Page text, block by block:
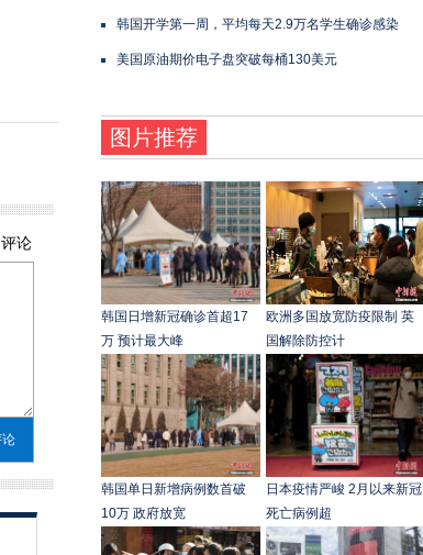
韩国开学第一周，平均每天2.9万名学生确诊感染
美国原油期价电子盘突破每桶130美元
图片推荐
韩国日增新冠确诊首超17
万 预计最大峰
欧洲多国放宽防疫限制 英
国解除防控计
韩国单日新增病例数首破
10万 政府放宽
日本疫情严峻 2月以来新冠
死亡病例超